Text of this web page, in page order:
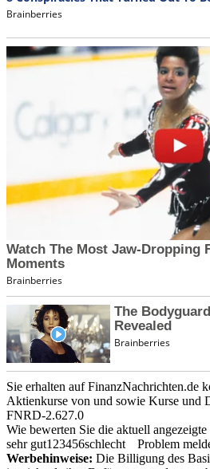
Sie erhalten auf FinanzNachrichten.de
Aktienkurse von und sowie Kurse und
FNRD-2.627.0
Wie bewerten Sie die aktuell angezeigte
sehr gut1 23456schlecht
Problem
Werbehinweise: Die Billigung des